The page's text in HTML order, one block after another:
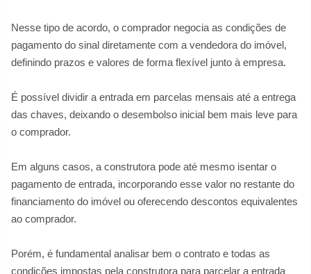
Nesse tipo de acordo, o comprador negocia as condições de
pagamento do sinal diretamente com a vendedora do imóvel,
definindo prazos e valores de forma flexível junto à empresa.
É possível dividir a entrada em parcelas mensais até a entrega
das chaves, deixando o desembolso inicial bem mais leve para
o comprador.
Em alguns casos, a construtora pode até mesmo isentar o
pagamento de entrada, incorporando esse valor no restante do
financiamento do imóvel ou oferecendo descontos equivalentes
ao comprador.
Porém, é fundamental analisar bem o contrato e todas as
condições impostas pela construtora para parcelar a entrada